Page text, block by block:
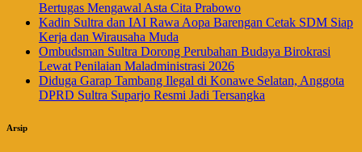
Bertugas Mengawal Asta Cita Prabowo
Kadin Sultra dan IAI Rawa Aopa Barengan Cetak SDM Siap
Kerja dan Wirausaha Muda
Ombudsman Sultra Dorong Perubahan Budaya Birokrasi
Lewat Penilaian Maladministrasi 2026
Diduga Garap Tambang Ilegal di Konawe Selatan, Anggota
DPRD Sultra Suparjo Resmi Jadi Tersangka
Arsip